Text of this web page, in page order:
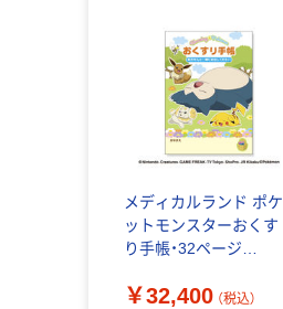
メディカルランド ポケ
ットモンスターおくす
り手帳・32ページ
（直送品）
￥32,400 （税込）